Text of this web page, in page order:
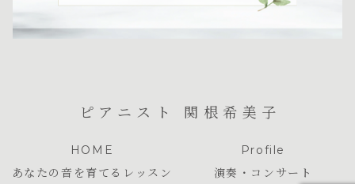
ピアニスト 関根希美子
HOME
Profile
あなたの音を育てるレッスン
演奏・コンサート